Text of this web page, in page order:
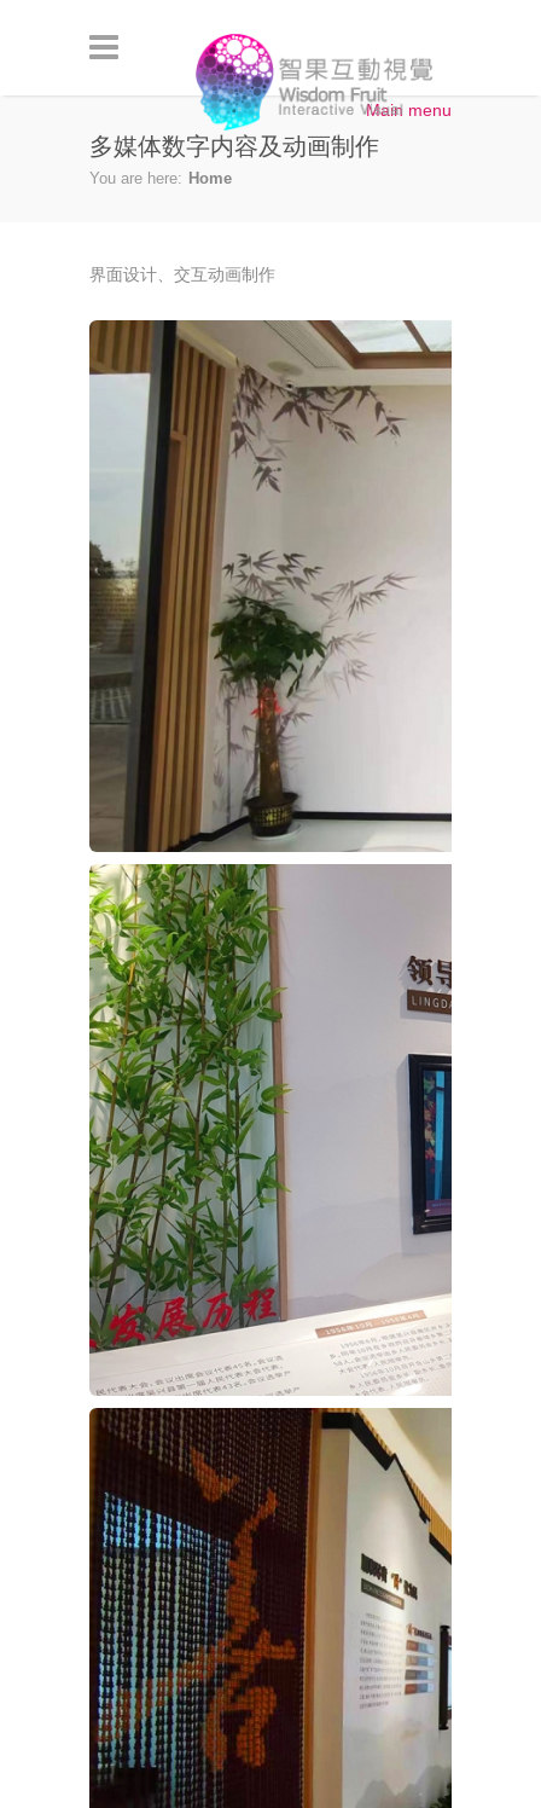
Main menu
多媒体数字内容及动画制作
You are here: Home
界面设计、交互动画制作